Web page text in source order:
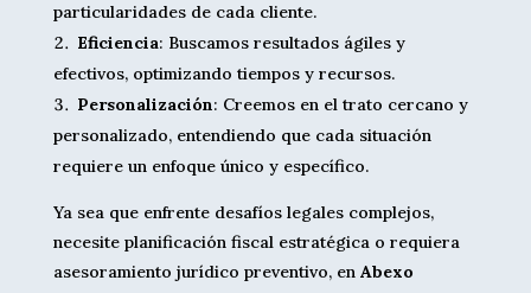
particularidades de cada cliente.
Eficiencia: Buscamos resultados ágiles y
efectivos, optimizando tiempos y recursos.
Personalización: Creemos en el trato cercano y
personalizado, entendiendo que cada situación
requiere un enfoque único y específico.
Ya sea que enfrente desafíos legales complejos,
necesite planificación fiscal estratégica o requiera
asesoramiento jurídico preventivo, en Abexo